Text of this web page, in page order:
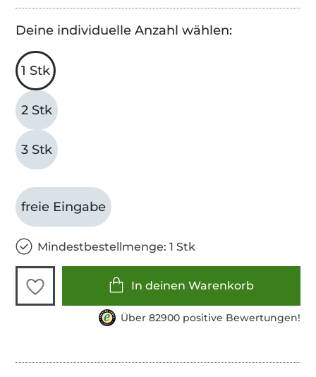
Deine individuelle Anzahl wählen:
1 Stk
2 Stk
3 Stk
freie Eingabe
Mindestbestellmenge: 1 Stk
In deinen Warenkorb
Über 82900 positive Bewertungen!